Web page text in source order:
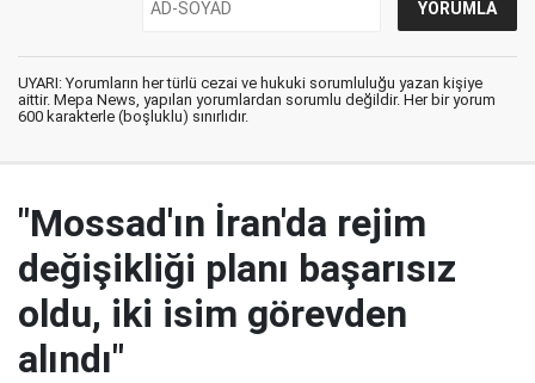
UYARI: Yorumların her türlü cezai ve hukuki sorumluluğu yazan kişiye
aittir. Mepa News, yapılan yorumlardan sorumlu değildir. Her bir yorum
600 karakterle (boşluklu) sınırlıdır.
"Mossad'ın İran'da rejim
değişikliği planı başarısız
oldu, iki isim görevden
alındı"